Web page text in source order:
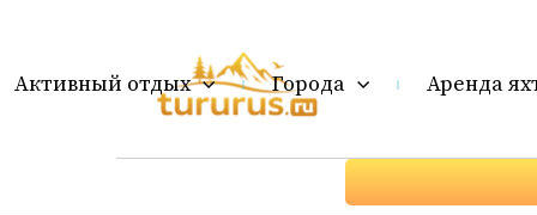
Активный отдых Города Аренда